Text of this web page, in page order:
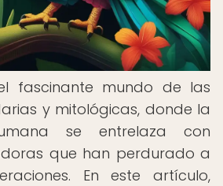
fascinante mundo de las
y mitológicas, donde la
se entrelaza con
que han perdurado a
En este artículo,